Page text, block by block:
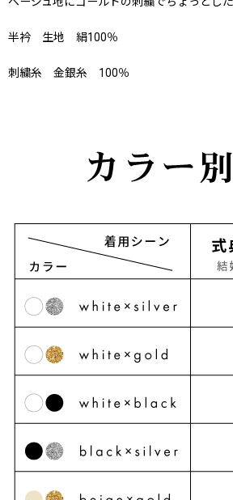
半衿 生地 絹100％
刺繍糸 金銀糸 100％